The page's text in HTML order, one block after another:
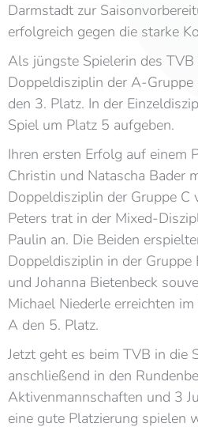
Darmstadt zur
erfolgreich gegen die starke
Als jüngste Spielerin des
Doppeldisziplin der A-
den 3. Platz. In der
Spiel um Platz 5 aufgeben.
Ihren ersten Erfolg auf einem
Christin und Natascha Bader
Doppeldisziplin der Gruppe C
Peters trat in der Mixed-
Paulin an. Die Beiden
Doppeldisziplin in der Gruppe
und Johanna Bietenbeck
Michael Niederle erreichten
A den 5. Platz.
Jetzt geht es beim TVB in die
anschließend in den
Aktivenmannschaften und 3
eine gute Platzierung spielen